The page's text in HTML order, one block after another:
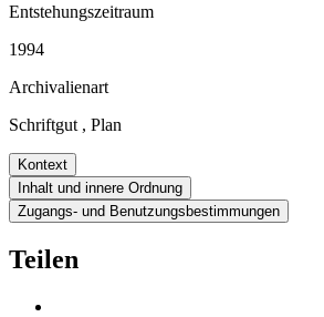
Entstehungszeitraum
1994
Archivalienart
Schriftgut , Plan
Kontext
Inhalt und innere Ordnung
Zugangs- und Benutzungsbestimmungen
Teilen